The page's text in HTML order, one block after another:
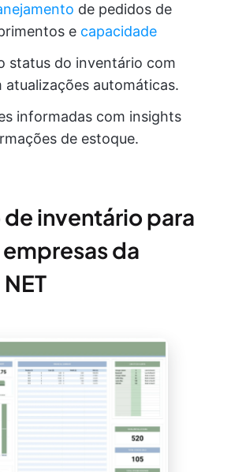
de pedidos de
e capacidade
status do inventário com
atualizações automáticas.
informadas com insights
de estoque.
inventário para
da